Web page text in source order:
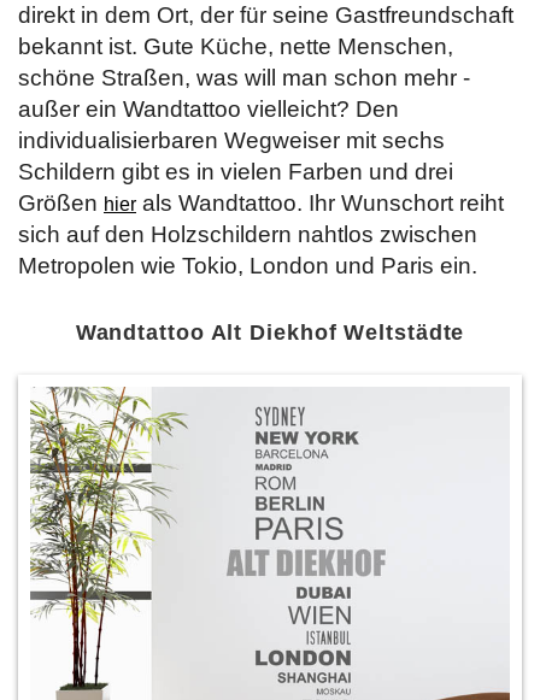
direkt in dem Ort, der für seine Gastfreundschaft
bekannt ist. Gute Küche, nette Menschen,
schöne Straßen, was will man schon mehr -
außer ein Wandtattoo vielleicht? Den
individualisierbaren Wegweiser mit sechs
Schildern gibt es in vielen Farben und drei
Größen hier als Wandtattoo. Ihr Wunschort reiht
sich auf den Holzschildern nahtlos zwischen
Metropolen wie Tokio, London und Paris ein.
Wandtattoo Alt Diekhof Weltstädte